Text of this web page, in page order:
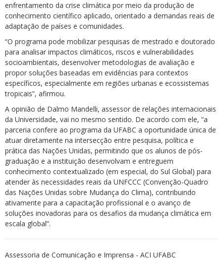
enfrentamento da crise climática por meio da produção de
conhecimento científico aplicado, orientado a demandas reais de
adaptação de países e comunidades.
“O programa pode mobilizar pesquisas de mestrado e doutorado
para analisar impactos climáticos, riscos e vulnerabilidades
socioambientais, desenvolver metodologias de avaliação e
propor soluções baseadas em evidências para contextos
específicos, especialmente em regiões urbanas e ecossistemas
tropicais”, afirmou.
A opinião de Dalmo Mandelli, assessor de relações internacionais
da Universidade, vai no mesmo sentido. De acordo com ele, “a
parceria confere ao programa da UFABC a oportunidade única de
atuar diretamente na intersecção entre pesquisa, política e
prática das Nações Unidas, permitindo que os alunos de pós-
graduação e a instituição desenvolvam e entreguem
conhecimento contextualizado (em especial, do Sul Global) para
atender às necessidades reais da UNFCCC (Convenção-Quadro
das Nações Unidas sobre Mudança do Clima), contribuindo
ativamente para a capacitação profissional e o avanço de
soluções inovadoras para os desafios da mudança climática em
escala global”.
Assessoria de Comunicação e Imprensa - ACI UFABC